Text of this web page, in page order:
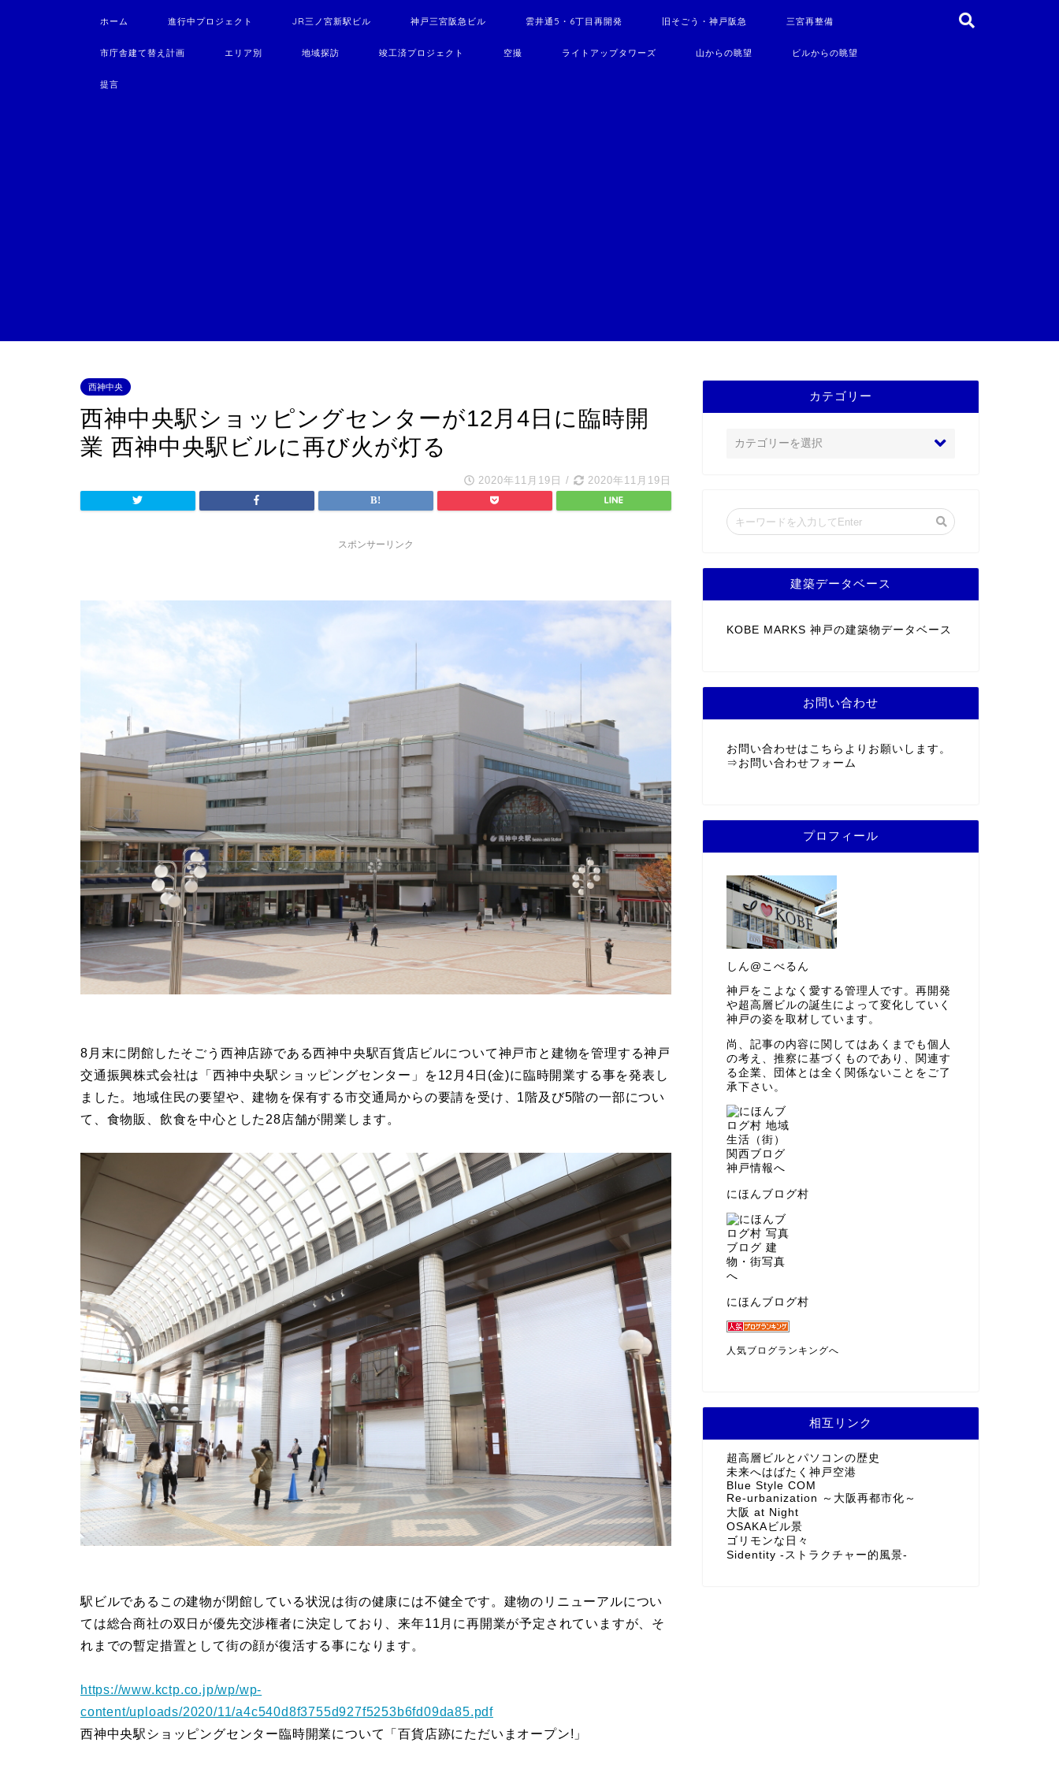
ホーム 進行中プロジェクト JR三ノ宮新駅ビル 神戸三宮阪急ビル 雲井通5・6丁目再開発 旧そごう・神戸阪急 三宮再整備
市庁舎建て替え計画 エリア別 地域探訪 竣工済プロジェクト 空撮 ライトアップタワーズ 山からの眺望 ビルからの眺望
提言
西神中央
西神中央駅ショッピングセンターが12月4日に臨時開
業 西神中央駅ビルに再び火が灯る
2020年11月19日 / 2020年11月19日
スポンサーリンク
8月末に閉館したそごう西神店跡である西神中央駅百貨店ビルについて神戸市と建物を管理する神戸
交通振興株式会社は「西神中央駅ショッピングセンター」を12月4日(金)に臨時開業する事を発表し
ました。地域住民の要望や、建物を保有する市交通局からの要請を受け、1階及び5階の一部につい
て、食物販、飲食を中心とした28店舗が開業します。
駅ビルであるこの建物が閉館している状況は街の健康には不健全です。建物のリニューアルについ
ては総合商社の双日が優先交渉権者に決定しており、来年11月に再開業が予定されていますが、そ
れまでの暫定措置として街の顔が復活する事になります。
https://www.kctp.co.jp/wp/wp-
content/uploads/2020/11/a4c540d8f3755d927f5253b6fd09da85.pdf
西神中央駅ショッピングセンター臨時開業について「百貨店跡にただいまオープン!」
カテゴリー
建築データベース
KOBE MARKS 神戸の建築物データベース
お問い合わせ
お問い合わせはこちらよりお願いします。
⇒ お問い合わせフォーム
プロフィール
しん@こべるん
神戸をこよなく愛する管理人です。再開発
や超高層ビルの誕生によって変化していく
神戸の姿を取材しています。
尚、記事の内容に関してはあくまでも個人
の考え、推察に基づくものであり、関連す
る企業、団体とは全く関係ないことをご了
承下さい。
にほんブログ村
にほんブログ村
人気ブログランキングへ
相互リンク
超高層ビルとパソコンの歴史
未来へはばたく神戸空港
Blue Style COM
Re-urbanization ～大阪再都市化～
大阪 at Night
OSAKAビル景
ゴリモンな日々
Sidentity -ストラクチャー的風景-